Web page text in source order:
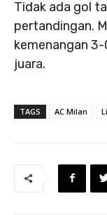
Tidak ada gol
pertandingan.
kemenangan
juara.
TAGS AC Milan